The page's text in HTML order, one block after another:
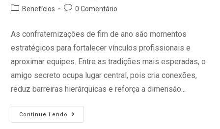
Benefícios
0 Comentário
As confraternizações de fim de ano são momentos
estratégicos para fortalecer vínculos profissionais e
aproximar equipes. Entre as tradições mais esperadas, o
amigo secreto ocupa lugar central, pois cria conexões,
reduz barreiras hierárquicas e reforça a dimensão...
Continue Lendo